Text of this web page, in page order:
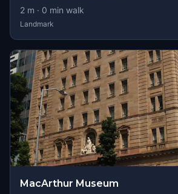
2 m · 0 min walk
Landmark
MacArthur Museum